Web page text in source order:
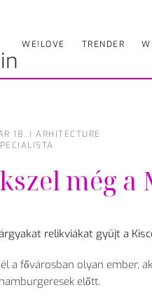
WE!LOVE TRENDER
18. | ARHITECTURE
még a
relikviákat gyűjt a
a fővárosban olyan ember,
előtt.